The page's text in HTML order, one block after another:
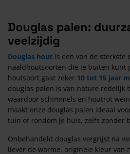
Douglas palen:
veelzijdig
Douglas hout is een van de sterkste
naaldhoutsoorten die je buiten kunt
houtsoort gaat zeker 10 tot 15 jaar
douglas palen is van nature redelijk
waardoor schimmels en houtrot
maakt onze douglas palen ideaal
tuin of rondom je huis, zelfs zonder
Onbehandeld douglas vergrijst na
liever de warme, originele kleur van